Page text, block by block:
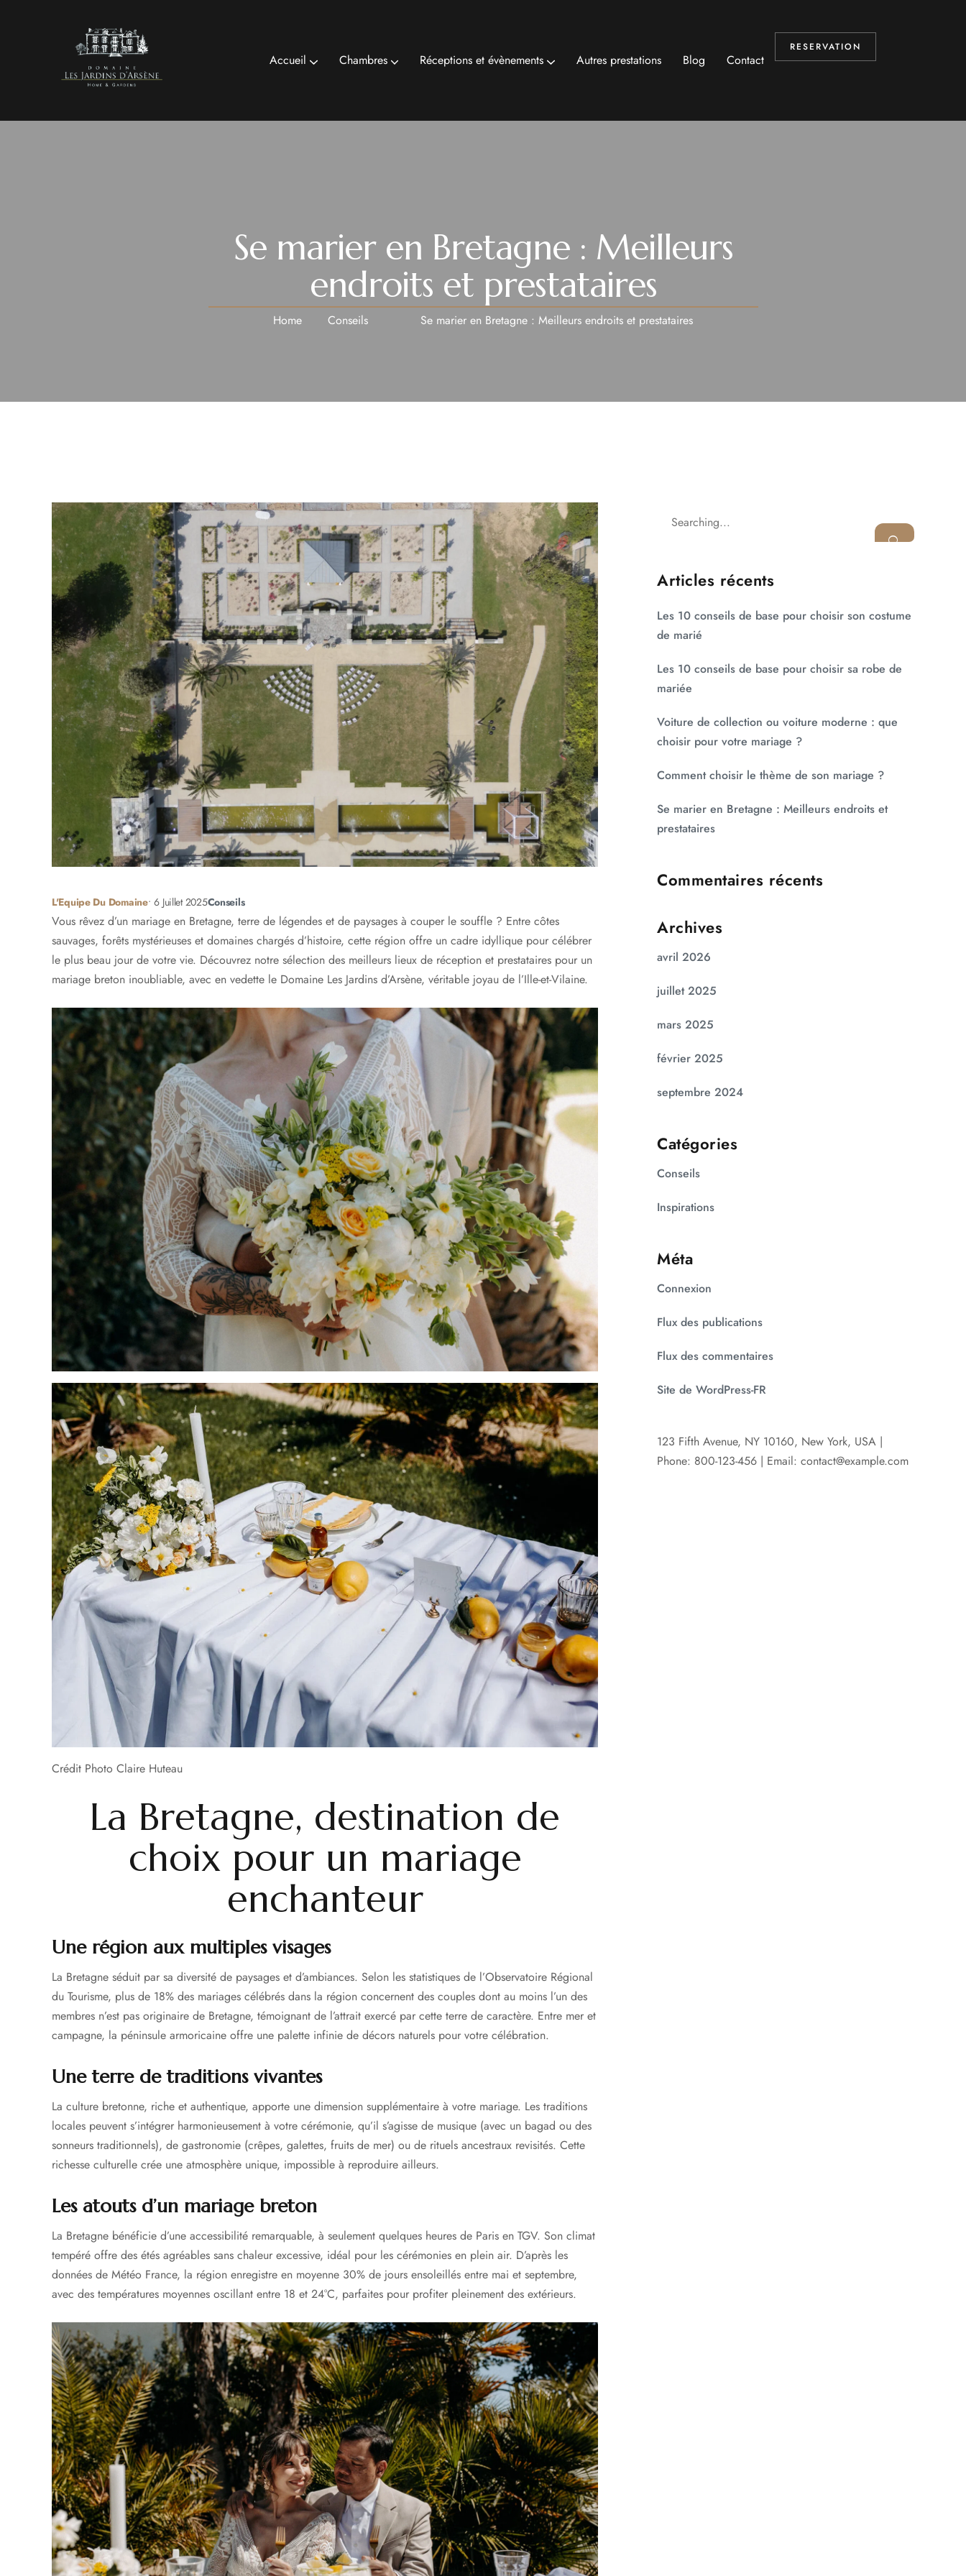
Accueil Chambres Réceptions et évènements Autres prestations Blog Contact
RESERVATION
Se marier en Bretagne : Meilleurs
endroits et prestataires
Home Conseils Se marier en Bretagne : Meilleurs endroits et prestataires
L'Equipe Du Domaine• 6 Juillet 2025Conseils
Vous rêvez d’un mariage en Bretagne, terre de légendes et de paysages à couper le souffle ? Entre côtes
sauvages, forêts mystérieuses et domaines chargés d’histoire, cette région offre un cadre idyllique pour célébrer
le plus beau jour de votre vie. Découvrez notre sélection des meilleurs lieux de réception et prestataires pour un
mariage breton inoubliable, avec en vedette le Domaine Les Jardins d’Arsène, véritable joyau de l’Ille-et-Vilaine.
Crédit Photo Claire Huteau
La Bretagne, destination de
choix pour un mariage
enchanteur
Une région aux multiples visages
La Bretagne séduit par sa diversité de paysages et d’ambiances. Selon les statistiques de l’Observatoire Régional
du Tourisme, plus de 18% des mariages célébrés dans la région concernent des couples dont au moins l’un des
membres n’est pas originaire de Bretagne, témoignant de l’attrait exercé par cette terre de caractère. Entre mer et
campagne, la péninsule armoricaine offre une palette infinie de décors naturels pour votre célébration.
Une terre de traditions vivantes
La culture bretonne, riche et authentique, apporte une dimension supplémentaire à votre mariage. Les traditions
locales peuvent s’intégrer harmonieusement à votre cérémonie, qu’il s’agisse de musique (avec un bagad ou des
sonneurs traditionnels), de gastronomie (crêpes, galettes, fruits de mer) ou de rituels ancestraux revisités. Cette
richesse culturelle crée une atmosphère unique, impossible à reproduire ailleurs.
Les atouts d’un mariage breton
La Bretagne bénéficie d’une accessibilité remarquable, à seulement quelques heures de Paris en TGV. Son climat
tempéré offre des étés agréables sans chaleur excessive, idéal pour les cérémonies en plein air. D’après les
données de Météo France, la région enregistre en moyenne 30% de jours ensoleillés entre mai et septembre,
avec des températures moyennes oscillant entre 18 et 24°C, parfaites pour profiter pleinement des extérieurs.
Articles récents
Les 10 conseils de base pour choisir son costume
de marié
Les 10 conseils de base pour choisir sa robe de
mariée
Voiture de collection ou voiture moderne : que
choisir pour votre mariage ?
Comment choisir le thème de son mariage ?
Se marier en Bretagne : Meilleurs endroits et
prestataires
Commentaires récents
Archives
avril 2026
juillet 2025
mars 2025
février 2025
septembre 2024
Catégories
Conseils
Inspirations
Méta
Connexion
Flux des publications
Flux des commentaires
Site de WordPress-FR
123 Fifth Avenue, NY 10160, New York, USA |
Phone: 800-123-456 | Email: contact@example.com